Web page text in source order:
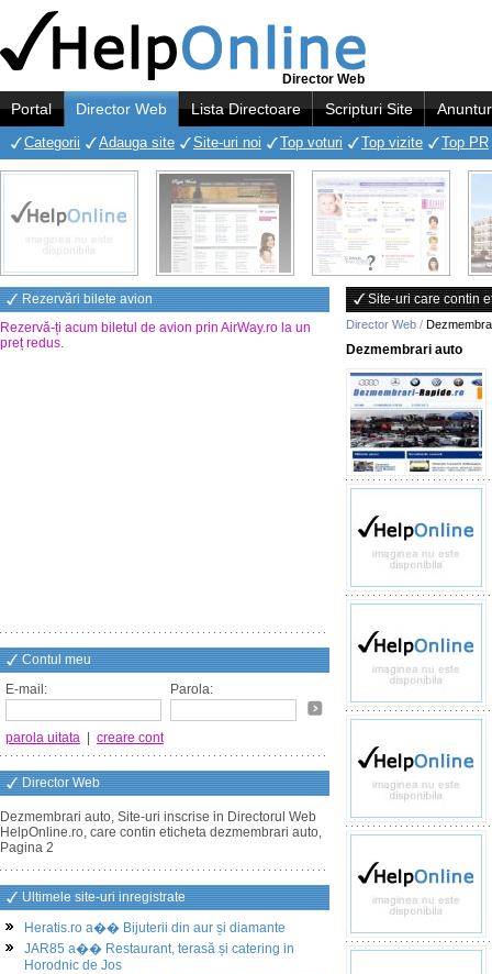
Director Web
Portal Director Web Lista Directoare Scripturi Site
Categorii Adauga site Site-uri noi Top voturi Top vizite Top PR
Rezervări bilete avion
Rezervă-ți acum biletul de avion prin AirWay.ro la un
preț redus.
Contul meu
E-mail:
Parola:
parola uitata creare cont
Director Web
Dezmembrari auto, Site-uri inscrise in Directorul Web
HelpOnline.ro, care contin eticheta dezmembrari auto,
Pagina 2
Ultimele site-uri inregistrate
Heratis.ro a�� Bijuterii din aur și diamante
JAR85 a�� Restaurant, terasă și catering in
Horodnic de Jos
Site-uri care contin
Director Web /
Dezmembrari auto